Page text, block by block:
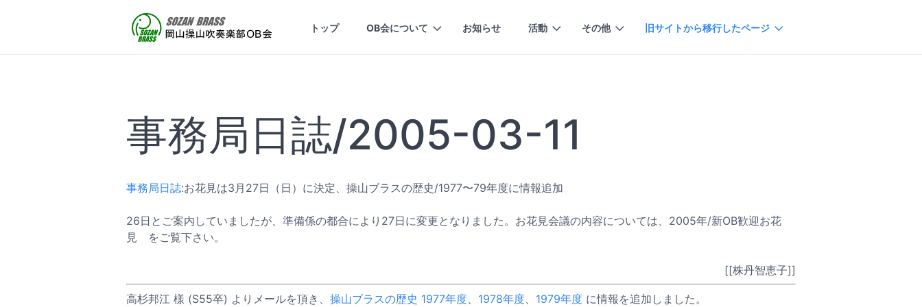
トップ OB会について お知らせ 活動 その他 旧サイトから移行したページ
事務局日誌/2005-03-11
事務局日誌:お花見は3月27日（日）に決定、操山ブラスの歴史/1977〜79年度に情報追加
26日とご案内していましたが、準備係の都合により27日に変更となりました。お花見会議の内容については、2005年/新OB歓迎お花
見 をご覧下さい。
[[株丹智恵子]]
高杉邦江 樣 (S55卒) よりメールを頂き、 操山ブラスの歴史 1977年度、 1978年度、 1979年度 に情報を追加しました。